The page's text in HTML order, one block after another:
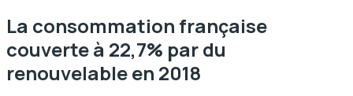
La consommation française
couverte à 22,7% par du
renouvelable en 2018